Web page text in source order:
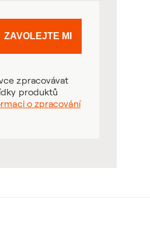
zpracovávat
produktů
o zpracování
ZAVOLEJTE MI